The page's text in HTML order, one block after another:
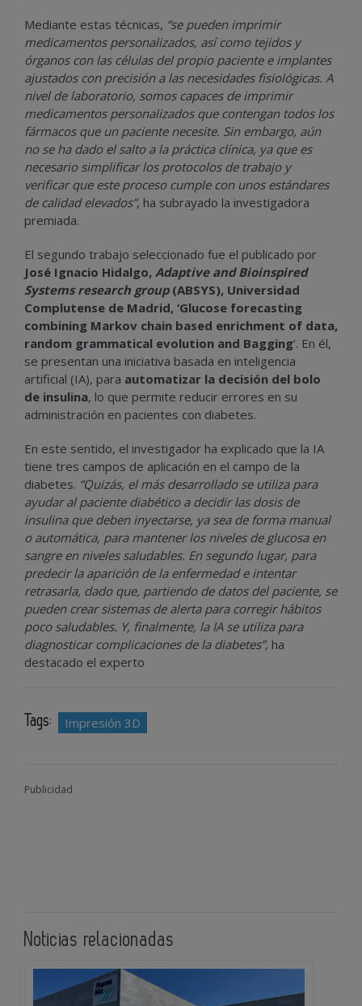
Mediante estas técnicas, “se pueden imprimir
medicamentos personalizados, así como tejidos y
órganos con las células del propio paciente e implantes
ajustados con precisión a las necesidades fisiológicas. A
nivel de laboratorio, somos capaces de imprimir
medicamentos personalizados que contengan todos los
fármacos que un paciente necesite. Sin embargo, aún
no se ha dado el salto a la práctica clínica, ya que es
necesario simplificar los protocolos de trabajo y
verificar que este proceso cumple con unos estándares
de calidad elevados”, ha subrayado la investigadora
premiada.
El segundo trabajo seleccionado fue el publicado por
José Ignacio Hidalgo, Adaptive and Bioinspired
Systems research group(ABSYS), Universidad
Complutense de Madrid, ‘Glucose forecasting
combining Markov chain based enrichment of data,
random grammatical evolution and Bagging’. En él,
se presentan una iniciativa basada en inteligencia
artificial (IA), para automatizar la decisión del bolo
de insulina, lo que permite reducir errores en su
administración en pacientes con diabetes.
En este sentido, el investigador ha explicado que la IA
tiene tres campos de aplicación en el campo de la
diabetes. “Quizás, el más desarrollado se utiliza para
ayudar al paciente diabético a decidir las dosis de
insulina que deben inyectarse, ya sea de forma manual
o automática, para mantener los niveles de glucosa en
sangre en niveles saludables. En segundo lugar, para
predecir la aparición de la enfermedad e intentar
retrasarla, dado que, partiendo de datos del paciente, se
pueden crear sistemas de alerta para corregir hábitos
poco saludables. Y, finalmente, la IA se utiliza para
diagnosticar complicaciones de la diabetes”, ha
destacado el experto
Tags: Impresión 3D
Publicidad
Noticias relacionadas